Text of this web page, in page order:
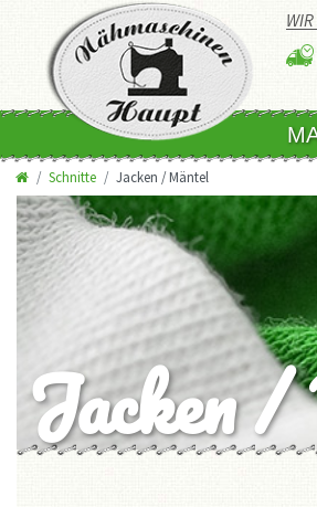
Schnitte Jacken / Mäntel
Jacken